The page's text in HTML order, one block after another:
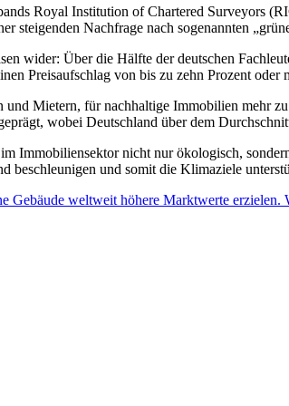
Royal Institution of Chartered Surveyors
steigenden Nachfrage nach sogenannten
wider: Über die Hälfte der deutschen
Preisaufschlag von bis zu zehn Prozent
Mietern, für nachhaltige Immobilien mehr
wobei Deutschland über dem
Immobiliensektor nicht nur ökologisch,
beschleunigen und somit die Klimaziele
Gebäude weltweit höhere Marktwerte erzielen.